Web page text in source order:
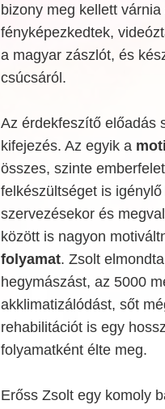
bizony meg kellett
fényképezkedtek,
a magyar zászlót, és
csúcsáról.
Az érdekfeszítő előadás
kifejezés. Az egyik a
összes, szinte
felkészültséget is
szervezésekor és
között is nagyon
folyamat. Zsolt
hegymászást, az 5000
akklimatizálódást, sőt
rehabilitációt is egy
folyamatként élte meg.
Erőss Zsolt egy komoly